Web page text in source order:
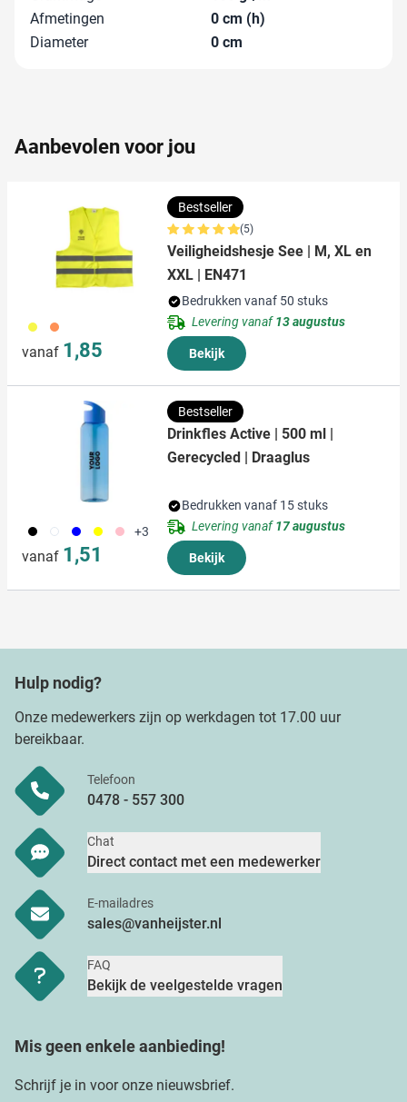
informatie over uw gebruik van onze site met onze
partners voor social media, adverteren en analyse. Deze
Afmetingen
0 cm (h)
Diameter
0 cm
Aanbevolen voor jou
006 007
vanaf 1,85
Bestseller
(5)
Veiligheidshesje See | M, XL en
XXL | EN471
Bedrukken vanaf 50 stuks
Levering vanaf13 augustus
Bekijk
001 002 005 006 017 +3
vanaf 1,51
Bestseller
Drinkfles Active | 500 ml |
Gerecycled | Draaglus
Bedrukken vanaf 15 stuks
Levering vanaf17 augustus
Bekijk
Hulp nodig?
Onze medewerkers zijn op werkdagen tot 17.00 uur
bereikbaar.
Telefoon
0478 - 557 300
Chat
Direct contact met een medewerker
E-mailadres
sales@vanheijster.nl
FAQ
Bekijk de veelgestelde vragen
Mis geen enkele aanbieding!
Schrijf je in voor onze nieuwsbrief.